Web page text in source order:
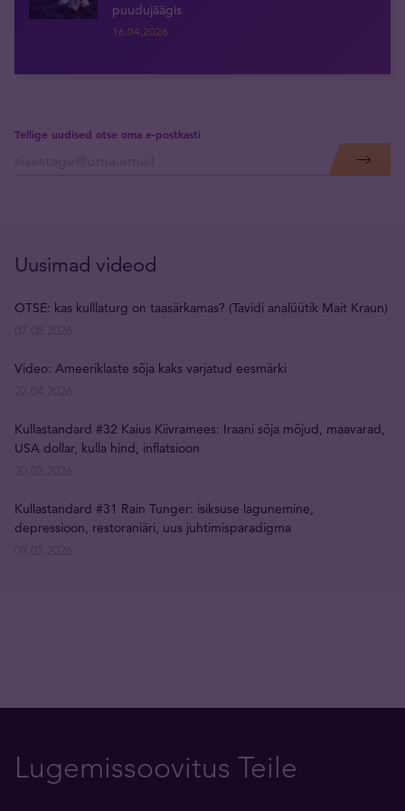
puudujäägis
16.04.2026
Tellige uudised otse oma e-postkasti
Uusimad videod
OTSE: kas kulllaturg on taasärkamas? (Tavidi analüütik Mait Kraun)
Video: Ameeriklaste sõja kaks varjatud eesmärki
Kullastandard #32 Kaius Kiivramees: Iraani sõja mõjud, maavarad,
USA dollar, kulla hind, inflatsioon
Kullastandard #31 Rain Tunger: isiksuse lagunemine,
depressioon, restoraniäri, uus juhtimisparadigma
Lugemissoovitus Teile